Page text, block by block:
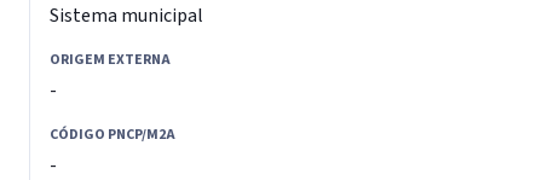
Sistema municipal
ORIGEM EXTERNA
-
CÓDIGO PNCP/M2A
-